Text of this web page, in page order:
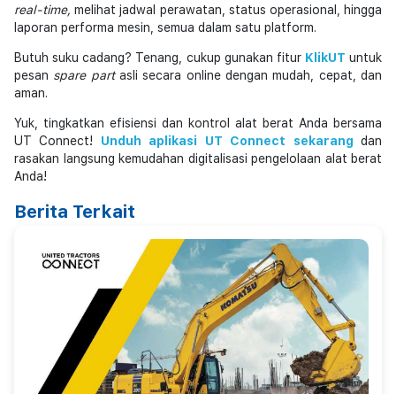
real-time, melihat jadwal perawatan, status operasional, hingga
laporan performa mesin, semua dalam satu platform.
Butuh suku cadang? Tenang, cukup gunakan fitur KlikUT untuk
pesan spare partasli secara online dengan mudah, cepat, dan
aman.
Yuk, tingkatkan efisiensi dan kontrol alat berat Anda bersama
UT Connect! Unduh aplikasi UT Connect sekarang dan
rasakan langsung kemudahan digitalisasi pengelolaan alat berat
Anda!
Berita Terkait